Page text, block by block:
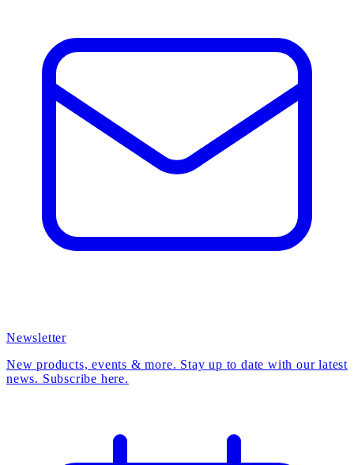
Newsletter
New products, events & more. Stay up to date with our latest
news. Subscribe here.